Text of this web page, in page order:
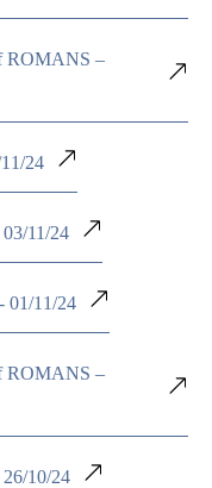
ROMANS –
24
11/24
11/24
ROMANS –
10/24